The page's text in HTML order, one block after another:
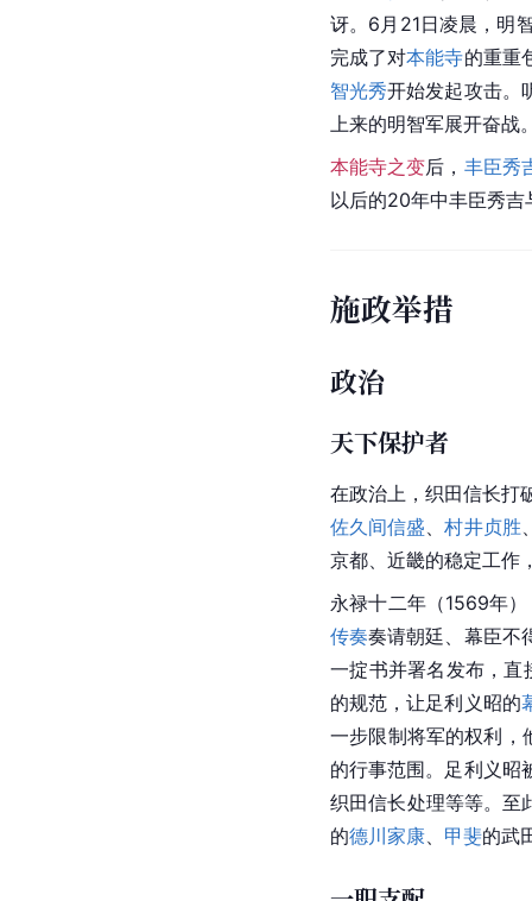
讶。6月21日凌晨，明
完成了对本能寺的重重
智光秀开始发起攻击。
上来的明智军展开奋战
本能寺之变后， 丰臣秀
以后的20年中丰臣秀吉
施政举措
政治
天下保护者
在政治上，织田信长打
佐久间信盛 、村井贞胜
京都、近畿的稳定工作
永禄十二年（1569年
传奏奏请朝廷、幕臣不
一掟书并署名发布，直
的规范，让足利义昭的
一步限制将军的权利，
的行事范围。 足利义昭
织田信长处理等等。至
的德川家康 甲斐的武